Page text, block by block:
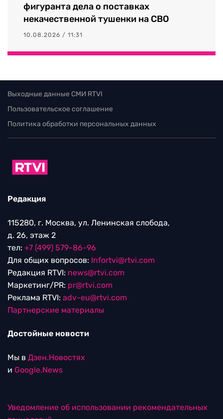
фигуранта дела о поставках
некачественной тушенки на СВО
10.08.2026 / 11:31
Выходные данные СМИ RTVI
Пользовательское соглашение
Политика обработки персональных данных
Редакция
115280, г. Москва, ул. Ленинская слобода,
д. 26, этаж 2
тел: +7 (499) 579-86-96
Для общих вопросов: Infortvi@rtvi.com
Редакция RTVI: news@rtvi.com
Маркетинг/PR: pr@rtvi.com
Реклама RTVI: adv-eu@rtvi.com
Партнерские материалы
Достойные новости
Мы в Дзен.Новостях
и Google.News
Уведомление об использовании рекомендательных